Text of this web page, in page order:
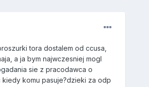
tora dostalem od ccusa,
a ja bym najwczesniej mogl
sie z pracodawca o
komu pasuje?dzieki za odp